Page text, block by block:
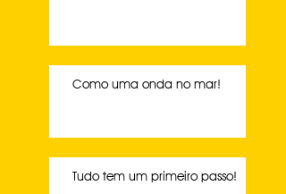
Como uma onda no mar!
Tudo tem um primeiro passo!